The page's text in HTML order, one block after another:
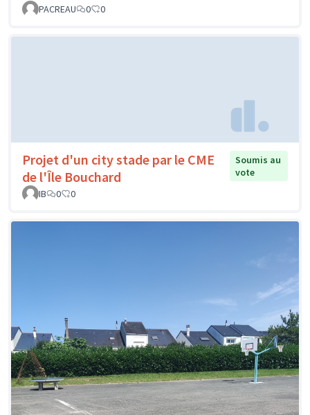
PACREAU 0 0
Projet d'un city stade par le CME
de l'Île Bouchard
Soumis au
vote
IB
0 0